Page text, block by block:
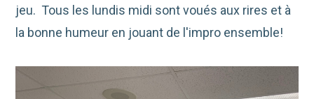
jeu. Tous les lundis midi sont voués aux rires et à
la bonne humeur en jouant de l'impro ensemble!